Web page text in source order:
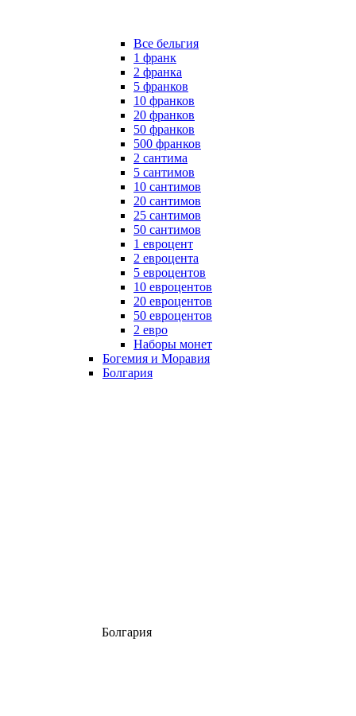
Все бельгия
1 франк
2 франка
5 франков
10 франков
20 франков
50 франков
500 франков
2 сантима
5 сантимов
10 сантимов
20 сантимов
25 сантимов
50 сантимов
1 евроцент
2 евроцента
5 евроцентов
10 евроцентов
20 евроцентов
50 евроцентов
2 евро
Наборы монет
Богемия и Моравия
Болгария
Болгария